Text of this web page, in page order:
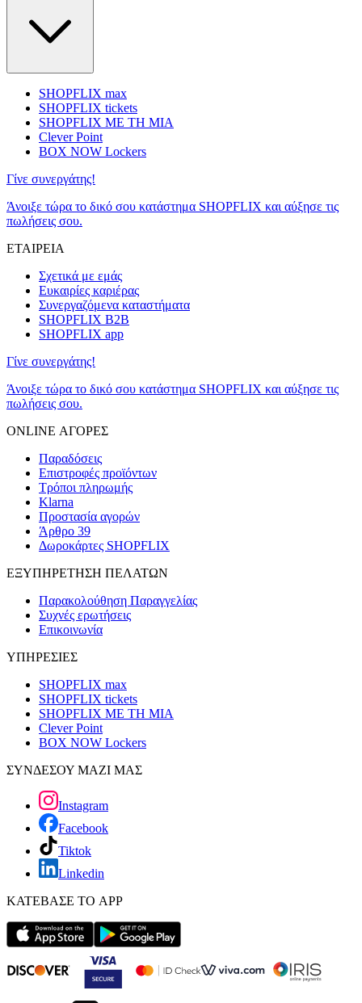
SHOPFLIX max
SHOPFLIX tickets
SHOPFLIX ΜΕ ΤΗ ΜΙΑ
Clever Point
BOX NOW Lockers
Γίνε συνεργάτης!
Άνοιξε τώρα το δικό σου κατάστημα SHOPFLIX και αύξησε τις
πωλήσεις σου.
ΕΤΑΙΡΕΙΑ
Σχετικά με εμάς
Ευκαιρίες καριέρας
Συνεργαζόμενα καταστήματα
SHOPFLIX B2B
SHOPFLIX app
Γίνε συνεργάτης!
Άνοιξε τώρα το δικό σου κατάστημα SHOPFLIX και αύξησε τις
πωλήσεις σου.
ONLINE ΑΓΟΡΕΣ
Παραδόσεις
Επιστροφές προϊόντων
Τρόποι πληρωμής
Klarna
Προστασία αγορών
Άρθρο 39
Δωροκάρτες SHOPFLIX
ΕΞΥΠΗΡΕΤΗΣΗ ΠΕΛΑΤΩΝ
Παρακολούθηση Παραγγελίας
Συχνές ερωτήσεις
Επικοινωνία
ΥΠΗΡΕΣΙΕΣ
SHOPFLIX max
SHOPFLIX tickets
SHOPFLIX ΜΕ ΤΗ ΜΙΑ
Clever Point
BOX NOW Lockers
ΣΥΝΔΕΣΟΥ ΜΑΖΙ ΜΑΣ
Instagram
Facebook
Tiktok
Linkedin
ΚΑΤΕΒΑΣΕ ΤΟ APP